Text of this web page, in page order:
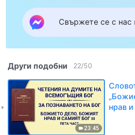
Свържете се с нас
Други подобни 22/50
23:45
нрав